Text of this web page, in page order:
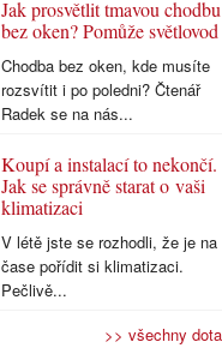
Jak prosvětlit tmavou chodbu
bez oken? Pomůže světlovod
Chodba bez oken, kde musíte
rozsvítit i po poledni? Čtenář
Radek se na nás...
Koupí a instalací to nekončí.
Jak se správně starat o vaši
klimatizaci
V létě jste se rozhodli, že je na
čase pořídit si klimatizaci.
Pečlivě...
>> všechny